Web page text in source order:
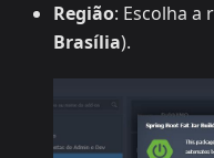
Região: Escolha a
Brasília).